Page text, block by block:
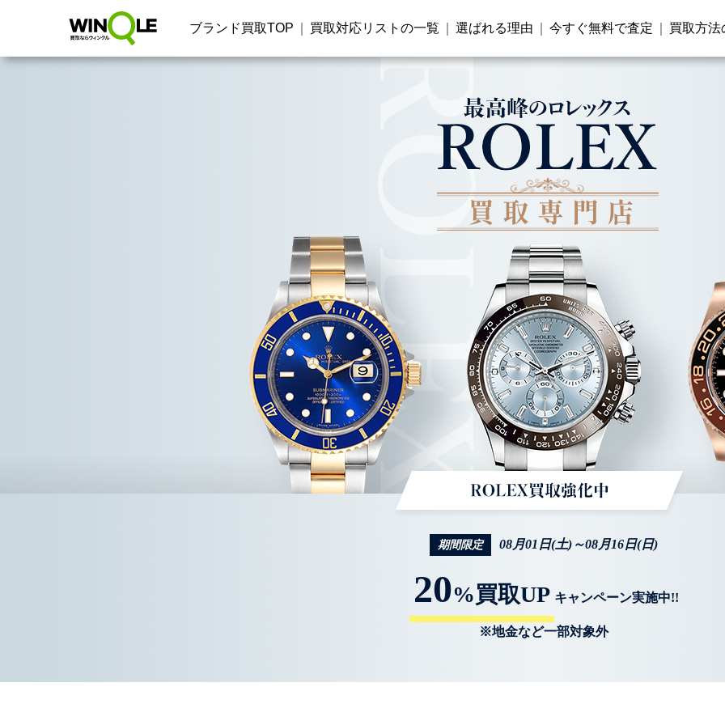
ブランド買取TOP 買取対応リストの一覧 選ばれる理由 今すぐ無料で査定 買取方法
期間限定 08月01日(土)～08月16日(日)
20%買取UP キャンペーン実施中!!
※地金など一部対象外